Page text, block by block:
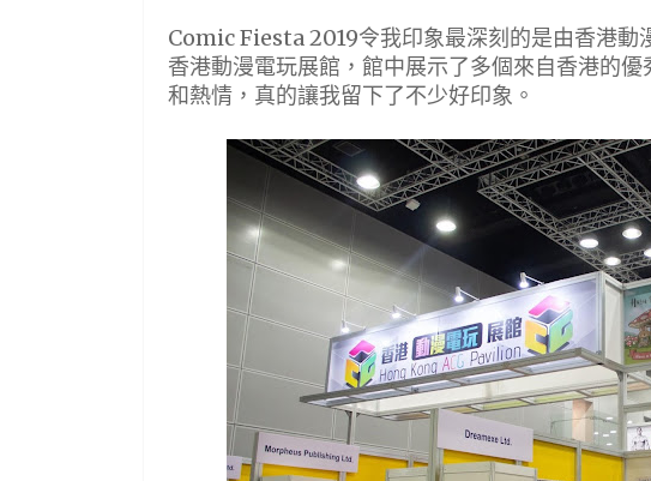
Comic Fiesta 2019令我印象最深刻的是由香港動
香港動漫電玩展館，館中展示了多個來自香港的
和熱情，真的讓我留下了不少好印象。